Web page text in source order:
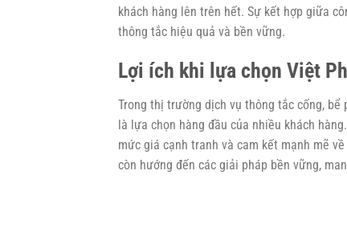
khách hàng lên trên hết. Sự kết hợp giữa
thông tắc hiệu quả và bền vững.
Lợi ích khi lựa chọn Việt
Trong thị trường dịch vụ thông tắc cống,
là lựa chọn hàng đầu của nhiều khách
mức giá cạnh tranh và cam kết mạnh mẽ
còn hướng đến các giải pháp bền vững,